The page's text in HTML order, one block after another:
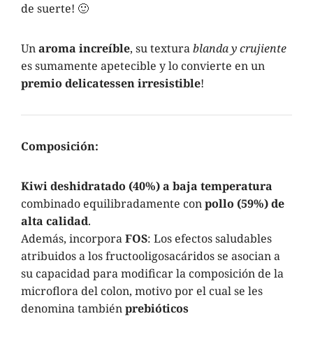
de suerte! 🙂
Unaroma increíble, su texturablanda y crujiente
es sumamente apetecible y lo convierte en un
premio delicatessen irresistible!
Composición:
Kiwi deshidratado (40%) a baja temperatura
combinado equilibradamente conpollo (59%) de
alta calidad.
Además, incorporaFOS: Los efectos saludables
atribuidos a los fructooligosacáridos se asocian a
su capacidad para modificar la composición de la
microflora del colon, motivo por el cual se les
denomina tambiénprebióticos